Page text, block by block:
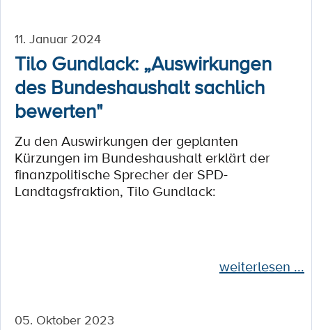
11. Januar 2024
Tilo Gundlack: „Auswirkungen
des Bundeshaushalt sachlich
bewerten"
Zu den Auswirkungen der geplanten
Kürzungen im Bundeshaushalt erklärt der
finanzpolitische Sprecher der SPD-
Landtagsfraktion, Tilo Gundlack:
weiterlesen ...
05. Oktober 2023